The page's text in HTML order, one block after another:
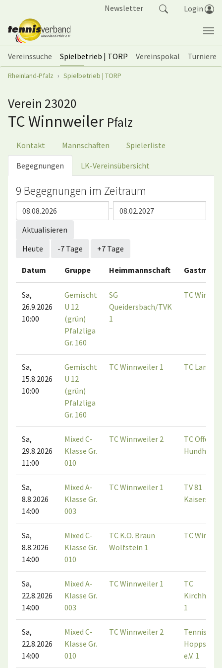
Newsletter Login
Vereinssuche Spielbetrieb | TORP Vereinspokal
Turniere
Sie sind hier:
Rheinland-Pfalz Spielbetrieb | TORP
Verein 23020
TC Winnweiler Pfalz
Kontakt Mannschaften Spielerliste
Begegnungen LK-Vereinsübersicht
9 Begegnungen im Zeitraum
–
Aktualisieren
Heute
-7 Tage +7 Tage
Datum Gruppe Heimmannschaft
Sa,
26.9.2026
10:00
Gemischt
U 12
(grün)
Pfalzliga
Gr. 160
SG
Queidersbach/TVK
1
TC
Sa,
15.8.2026
10:00
Gemischt
U 12
(grün)
Pfalzliga
Gr. 160
TC Winnweiler 1 TC
Sa,
29.8.2026
11:00
Mixed C-
Klasse Gr.
010
TC Winnweiler 2
TC
Hundheim
Sa,
8.8.2026
14:00
Mixed A-
Klasse Gr.
003
TC Winnweiler 1
TV 81
Sa,
8.8.2026
14:00
Mixed C-
Klasse Gr.
010
TC K.O. Braun
Wolfstein 1
TC
Sa,
22.8.2026
14:00
Mixed A-
Klasse Gr.
003
TC Winnweiler 1
TC
1
Sa,
22.8.2026
14:00
Mixed C-
Klasse Gr.
010
TC Winnweiler 2
Tennisclub
e.V. 1